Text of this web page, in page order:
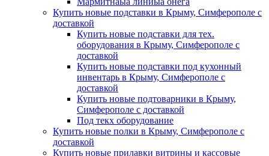
Купить новые подставки в Крыму, Симферополе с
доставкой
Купить новые подставки для тех.
оборудования в Крыму, Симферополе с
доставкой
Купить новые подставки под кухонный
инвентарь в Крыму, Симферополе с
доставкой
Купить новые подтоварники в Крыму,
Симферополе с доставкой
Под текх оборудование
Купить новые полки в Крыму, Симферополе с
доставкой
Купить новые прилавки витрины и кассовые